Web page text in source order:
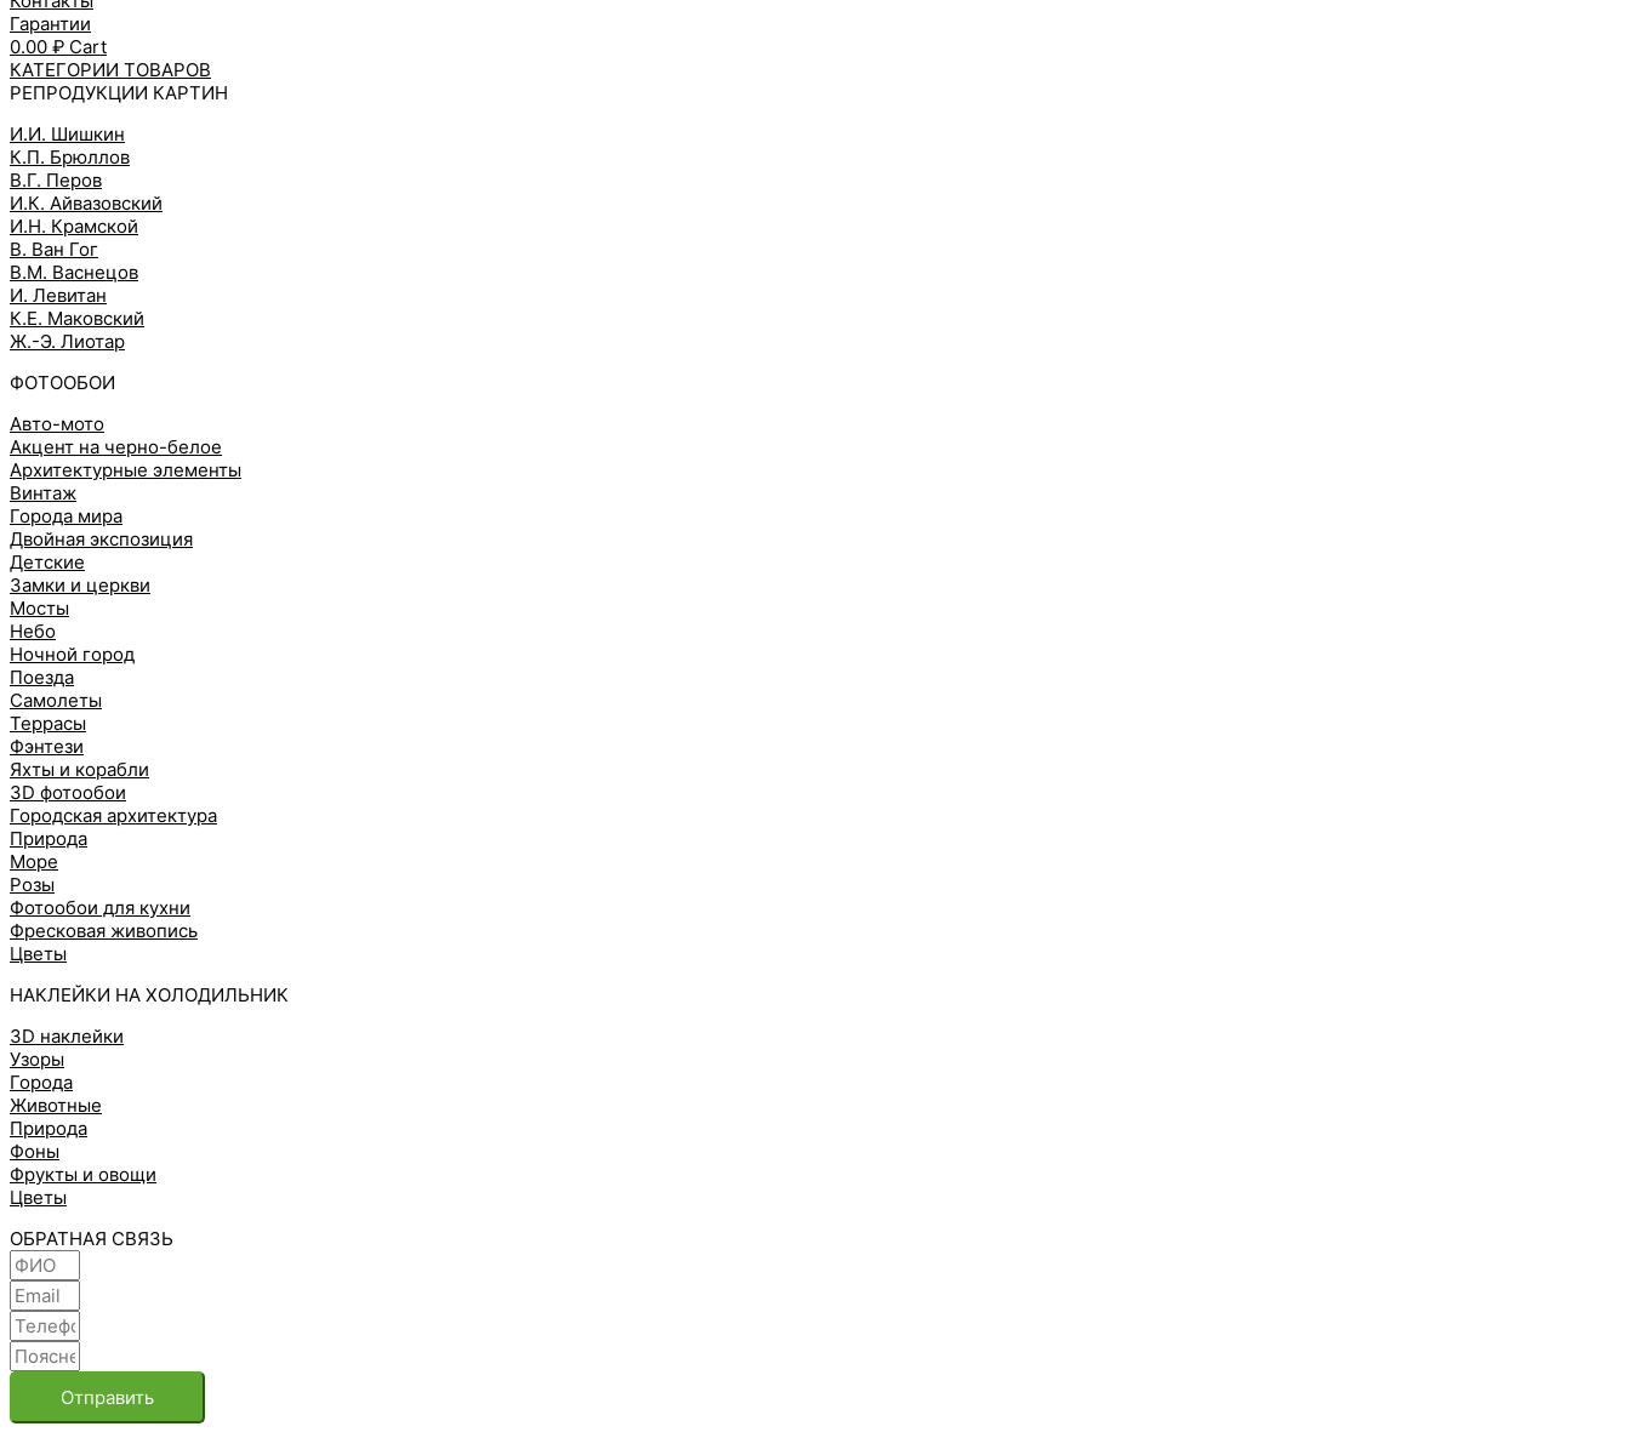
Гарантии
0.00 ₽ Cart
КАТЕГОРИИ ТОВАРОВ
РЕПРОДУКЦИИ КАРТИН
И.И. Шишкин
К.П. Брюллов
В.Г. Перов
И.К. Айвазовский
И.Н. Крамской
В. Ван Гог
В.М. Васнецов
И. Левитан
К.Е. Маковский
Ж.-Э. Лиотар
ФОТООБОИ
Авто-мото
Акцент на черно-белое
Архитектурные элементы
Винтаж
Города мира
Двойная экспозиция
Детские
Замки и церкви
Мосты
Небо
Ночной город
Поезда
Самолеты
Террасы
Фэнтези
Яхты и корабли
3D фотообои
Городская архитектура
Природа
Море
Розы
Фотообои для кухни
Фресковая живопись
Цветы
НАКЛЕЙКИ НА ХОЛОДИЛЬНИК
3D наклейки
Узоры
Города
Животные
Природа
Фоны
Фрукты и овощи
Цветы
ОБРАТНАЯ СВЯЗЬ
Отправить